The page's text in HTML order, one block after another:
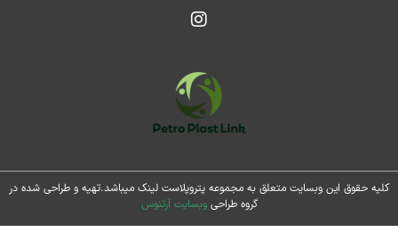
این وبسایت متعلق به مجموعه پتروپلاست لینک میباشد.تهیه و طراحی شده در
گروه طراحی وبسایت آرتنوس